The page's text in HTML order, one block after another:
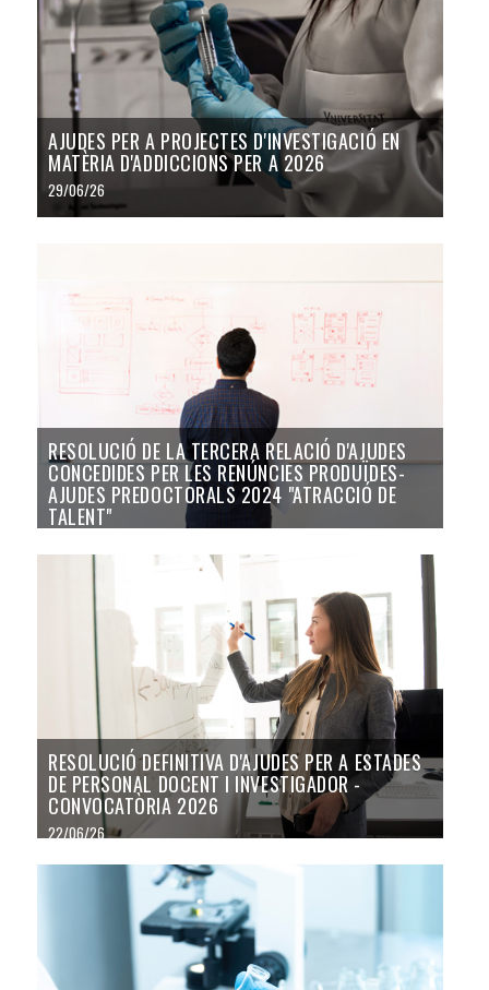
AJUDES PER A PROJECTES D'INVESTIGACIÓ EN
MATÈRIA D'ADDICCIONS PER A 2026
29/06/26
RESOLUCIÓ DE LA TERCERA RELACIÓ D'AJUDES
CONCEDIDES PER LES RENÚNCIES PRODUÏDES-
AJUDES PREDOCTORALS 2024 "ATRACCIÓ DE
TALENT"
RESOLUCIÓ DEFINITIVA D'AJUDES PER A ESTADES
DE PERSONAL DOCENT I INVESTIGADOR -
CONVOCATÒRIA 2026
22/06/26